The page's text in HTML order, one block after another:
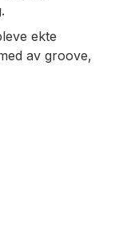
ekte
av groove,